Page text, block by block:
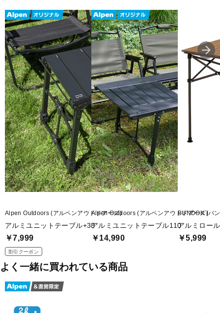
■カラー：ブラック
■素材：アルミニウム、他
■使用時サイズ：約60×42×30/40cm
■収納時サイズ：約60×42×4cm
■重量：約1.8kg
■耐荷重：約15kg
■仕様：高さ2段階調節
■付属品：収納ケース
■生産国：中国
■2026年モデル
■メーカー型番：2238312
Alpen Outdoors (アルペンアウトドアーズ)
アルミユニットテーブル+38
￥7,999
割引クーポン
Alpen Outdoors (アルペンアウトドアーズ)
アルミユニットテーブル110
￥14,990
BUNDOK (バ
アルミロー
￥5,999
よく一緒に買われている商品